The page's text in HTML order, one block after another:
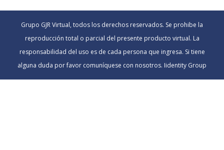
Grupo GJR Virtual, todos los derechos reservados. Se prohibe la
reproducción total o parcial del presente producto virtual. La
responsabilidad del uso es de cada persona que ingresa. Si tiene
alguna duda por favor comuníquese con nosotros. Iidentity Group